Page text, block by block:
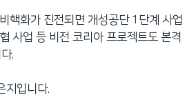
핵화가 진전되면 개성공단 1단계 사업
사업 등 비전 코리아 프로젝트도 본격
.
지입니다.